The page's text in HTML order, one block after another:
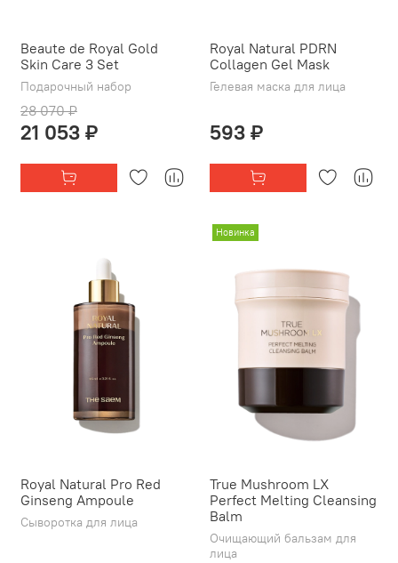
Beaute de Royal Gold
Skin Care 3 Set
Подарочный набор
28 070 ₽
21 053 ₽
Royal Natural PDRN
Collagen Gel Mask
Гелевая маска для лица
593 ₽
Royal Natural Pro Red
Ginseng Ampoule
Сыворотка для лица
Новинка
True Mushroom LX
Perfect Melting Cleansing
Balm
Очищающий бальзам для
лица